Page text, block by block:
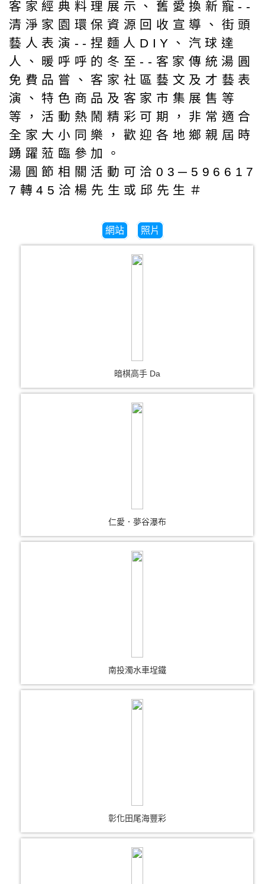
客家經典料理展示、舊愛換新寵--
清淨家園環保資源回收宣導、街頭
藝人表演--捏麵人DIY、汽球達
人、暖呼呼的冬至--客家傳統湯圓
免費品嘗、客家社區藝文及才藝表
演、特色商品及客家市集展售等
等，活動熱鬧精彩可期，非常適合
全家大小同樂，歡迎各地鄉親屆時
踴躍蒞臨參加。
湯圓節相關活動可洽03─596617
7轉45洽楊先生或邱先生＃
網站 照片
暗棋高手 Da
仁愛．夢谷瀑布
南投濁水車埕鐵
彰化田尾海豐彩